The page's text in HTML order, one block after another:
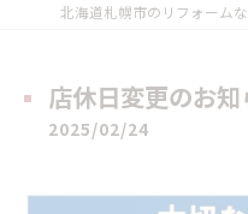
店休日変更のお知
2025/02/24